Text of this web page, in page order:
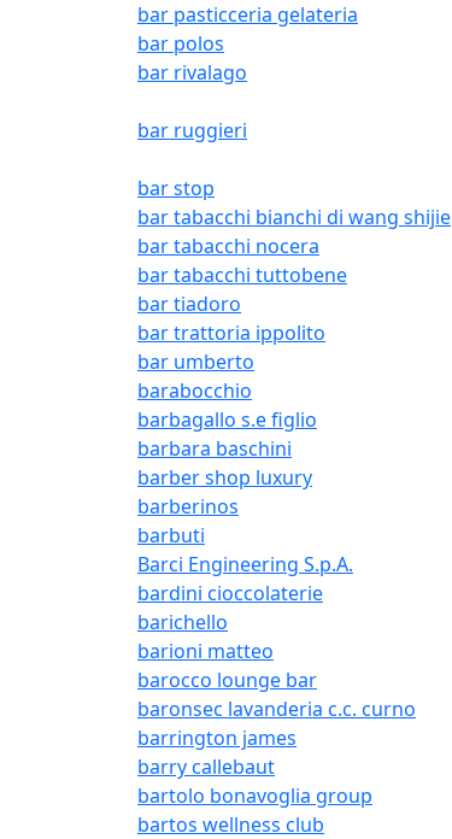
bar pasticceria gelateria
bar polos
bar rivalago
bar ruggieri
bar stop
bar tabacchi bianchi di wang shijie
bar tabacchi nocera
bar tabacchi tuttobene
bar tiadoro
bar trattoria ippolito
bar umberto
barabocchio
barbagallo s.e figlio
barbara baschini
barber shop luxury
barberinos
barbuti
Barci Engineering S.p.A.
bardini cioccolaterie
barichello
barioni matteo
barocco lounge bar
baronsec lavanderia c.c. curno
barrington james
barry callebaut
bartolo bonavoglia group
bartos wellness club